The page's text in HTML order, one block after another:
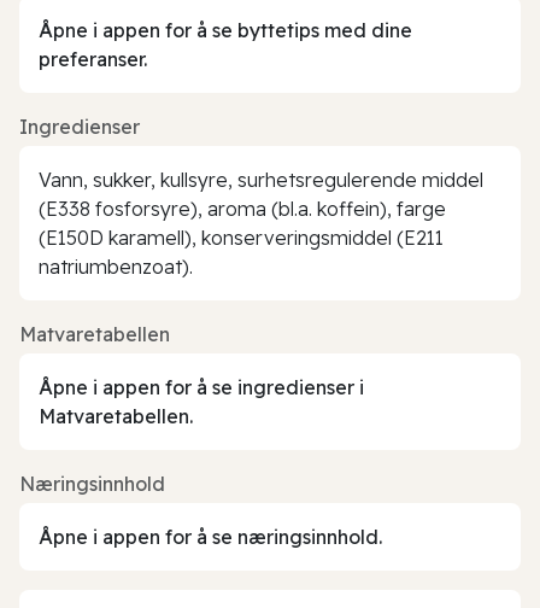
Åpne i appen for å se byttetips med dine
preferanser.
Ingredienser
Vann, sukker, kullsyre, surhetsregulerende middel
(E338 fosforsyre), aroma (bl.a. koffein), farge
(E150D karamell), konserveringsmiddel (E211
natriumbenzoat).
Matvaretabellen
Åpne i appen for å se ingredienser i
Matvaretabellen.
Næringsinnhold
Åpne i appen for å se næringsinnhold.